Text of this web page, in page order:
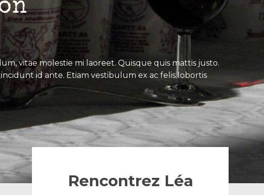
vitae molestie mi laoreet. Quisque quis mattis justo.
id ante. Etiam vestibulum ex ac felis lobortis
Rencontrez Léa